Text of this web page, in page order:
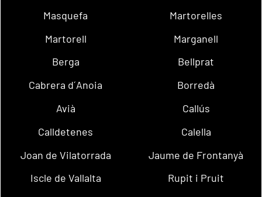
Masquefa
Martorelles
Martorell
Marganell
Berga
Bellprat
Cabrera d´Anoia
Borredà
Avià
Callús
Calldetenes
Calella
Joan de Vilatorrada
Jaume de Frontanyà
Iscle de Vallalta
Rupit i Pruit